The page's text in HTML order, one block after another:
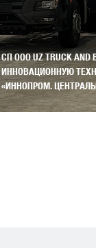
СП ООО UZ TRUCK
ИННОВАЦИОННУЮ
«ИННОПРОМ.